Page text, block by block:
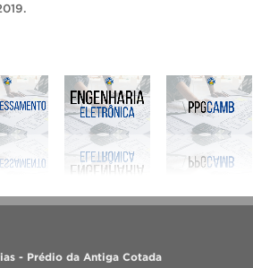
- Prédio da Antiga Cotada